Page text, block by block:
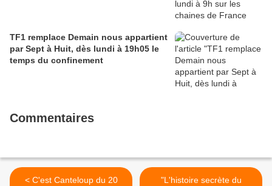
TF1 remplace Demain nous appartient
par Sept à Huit, dès lundi à 19h05 le
temps du confinement
Commentaires
< C'est Canteloup du 20
"L'histoire secrète du